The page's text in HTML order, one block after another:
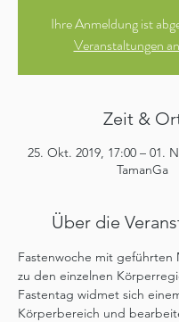
Ihre Anmeldung ist
Veranstaltungen
Zeit &
25. Okt. 2019, 17:00 – 01.
TamanGa
Über die
Fastenwoche mit geführten
zu den einzelnen
Fastentag widmet sich
Körperbereich und